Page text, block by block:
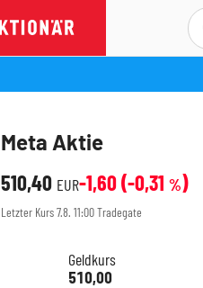
Meta Aktie
510,40 EUR-1,60(-0,31 %)
Letzter Kurs7.8. 11:00Tradegate
Geldkurs
510,00